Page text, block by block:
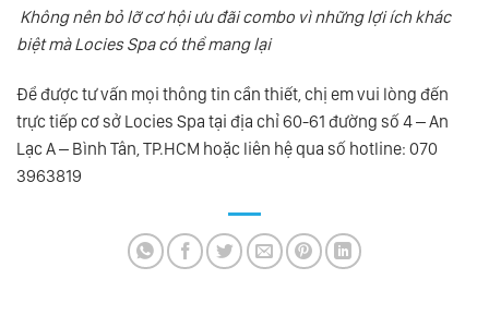
Không nên bỏ lỡ cơ hội ưu đãi combo vì những lợi ích khác
biệt mà Locies Spa có thể mang lại
Để được tư vấn mọi thông tin cần thiết, chị em vui lòng đến
trực tiếp cơ sở Locies Spa tại địa chỉ 60-61 đường số 4 – An
Lạc A – Bình Tân, TP.HCM hoặc liên hệ qua số hotline: 070
3963819